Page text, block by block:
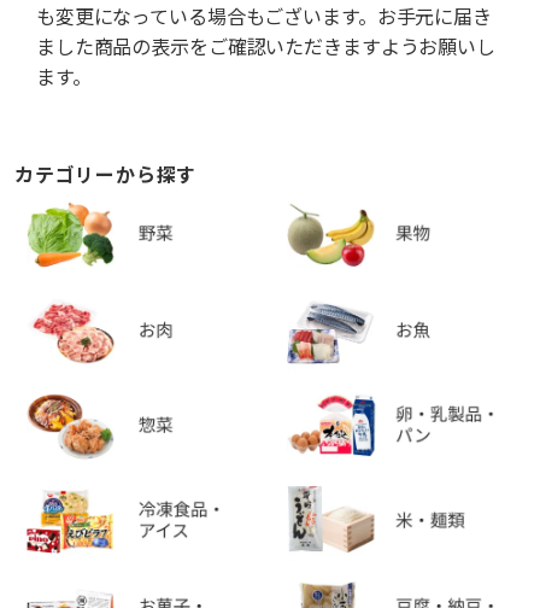
も変更になっている場合もございます。お手元に届き
ました商品の表示をご確認いただきますようお願いし
ます。
カテゴリーから探す